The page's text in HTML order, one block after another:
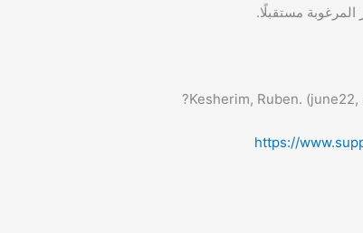
مستقبلًا.
Kesherim, Ruben.
https://